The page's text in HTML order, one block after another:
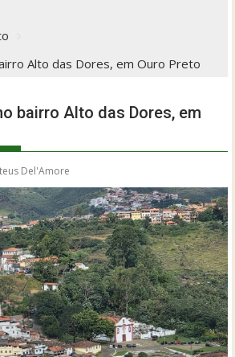
Alto das Dores, em Ouro Preto
bairro Alto das Dores, em
Del'Amore